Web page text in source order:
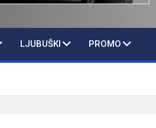
LJUBUŠKI PROMO